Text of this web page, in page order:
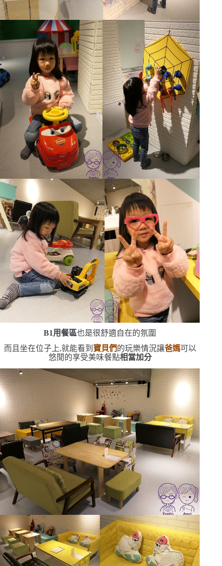
B1用餐區也是很舒適自在的氛圍
而且坐在位子上,就能看到 寶貝們的玩樂情況讓爸媽可以
悠閒的享受美味餐點相當加分